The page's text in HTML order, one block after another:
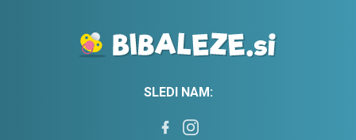
SLEDI NAM: